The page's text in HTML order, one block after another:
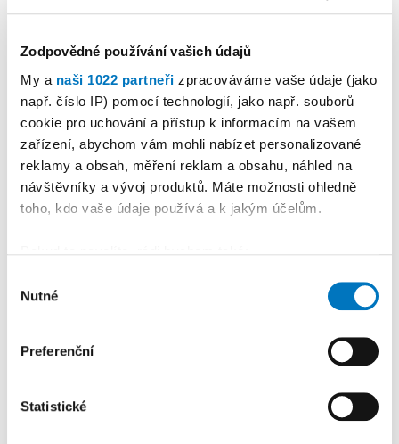
Zodpovědné používání vašich údajů
My a naši 1022 partneři zpracováváme vaše údaje (jako
např. číslo IP) pomocí technologií, jako např. souborů
cookie pro uchování a přístup k informacím na vašem
zařízení, abychom vám mohli nabízet personalizované
reklamy a obsah, měření reklam a obsahu, náhled na
návštěvníky a vývoj produktů. Máte možnosti ohledně
toho, kdo vaše údaje používá a k jakým účelům.
poloze, které mohou být přesné na několik metrů
skenování pro konkrétní charakteristiky (otisk prstu)
Zjistěte více o tom, jak zpracováváme vaše osobní
Svůj souhlas můžete kdykoliv změnit nebo odvolat v
souhlasu
Nutné
Preferenční
Statistické
PETRA KLEMENTOVÁ
11. 08.
PREMIUM